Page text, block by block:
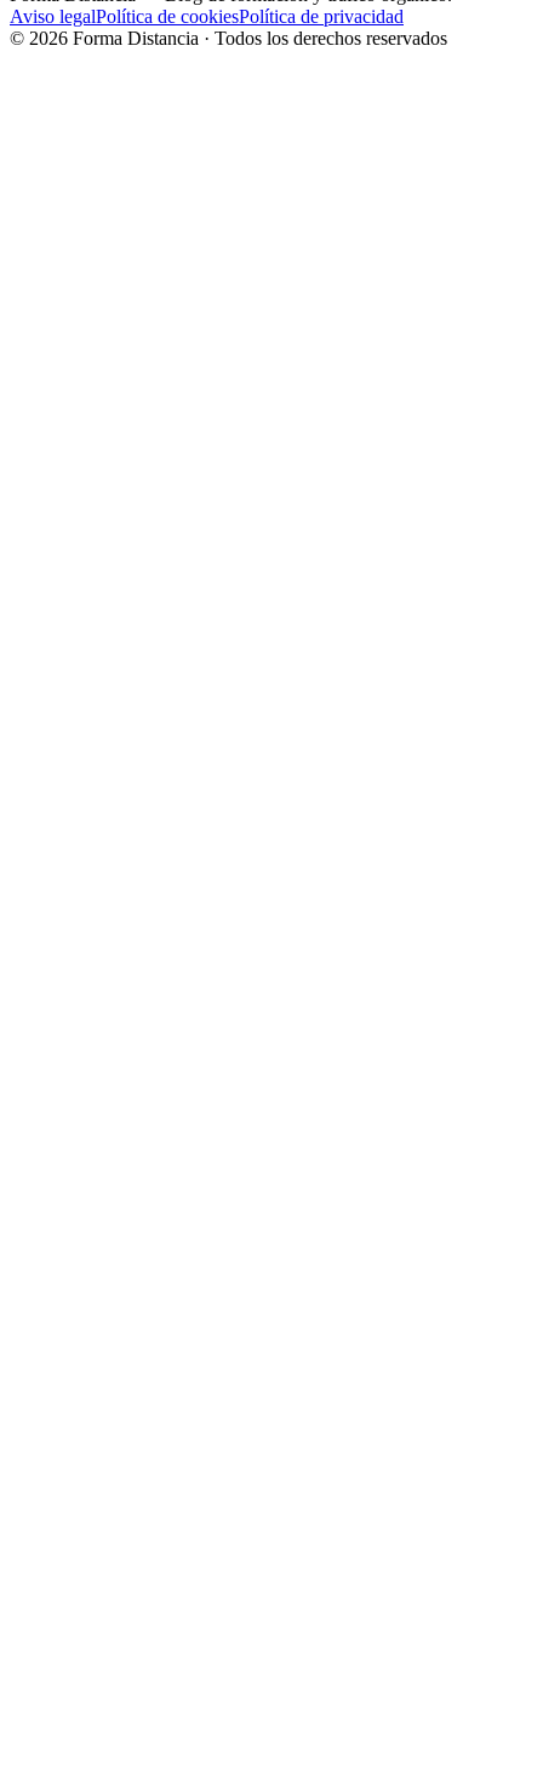
Aviso legalPolítica de cookiesPolítica de privacidad
© 2026 Forma Distancia · Todos los derechos reservados